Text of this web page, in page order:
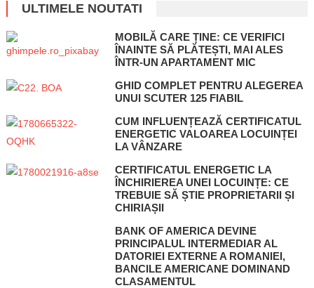
ULTIMELE NOUTATI
MOBILĂ CARE ȚINE: CE VERIFICI
ÎNAINTE SĂ PLĂTEȘTI, MAI ALES
ÎNTR-UN APARTAMENT MIC
GHID COMPLET PENTRU ALEGEREA
UNUI SCUTER 125 FIABIL
CUM INFLUENȚEAZĂ CERTIFICATUL
ENERGETIC VALOAREA LOCUINȚEI
LA VÂNZARE
CERTIFICATUL ENERGETIC LA
ÎNCHIRIEREA UNEI LOCUINȚE: CE
TREBUIE SĂ ȘTIE PROPRIETARII ȘI
CHIRIAȘII
BANK OF AMERICA DEVINE
PRINCIPALUL INTERMEDIAR AL
DATORIEI EXTERNE A ROMANIEI,
BANCILE AMERICANE DOMINAND
CLASAMENTUL